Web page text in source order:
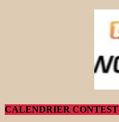
CALENDRIER CONTEST